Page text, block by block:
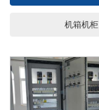
机箱机柜